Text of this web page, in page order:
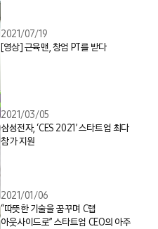
2021/07/19
[영상] 근육맨, 창업 PT를 받다
2021/03/05
삼성전자, ‘CES 2021’ 스타트업 최다
참가 지원
2021/01/06
“따뜻한 기술을 꿈꾸며 C랩
아웃사이드로” 스타트업 CEO의 아주